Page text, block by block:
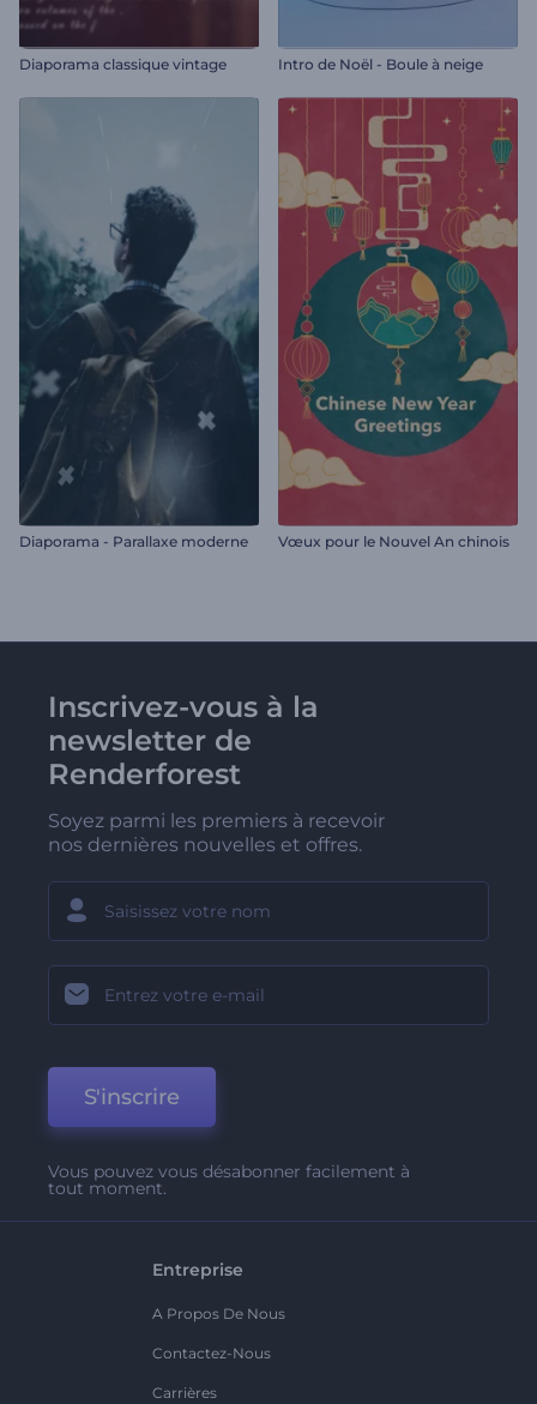
Diaporama classique vintage Intro de Noël - Boule à neige
Diaporama - Parallaxe moderne Vœux pour le Nouvel An chinois
Inscrivez-vous à la
newsletter de
Renderforest
Soyez parmi les premiers à recevoir
nos dernières nouvelles et offres.
S'inscrire
Vous pouvez vous désabonner facilement à
tout moment.
Entreprise
A Propos De Nous
Contactez-Nous
Carrières